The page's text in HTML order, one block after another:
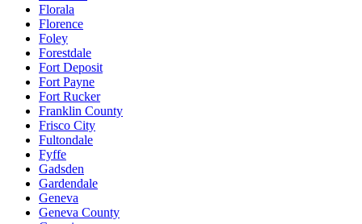
Florala
Florence
Foley
Forestdale
Fort Deposit
Fort Payne
Fort Rucker
Franklin County
Frisco City
Fultondale
Fyffe
Gadsden
Gardendale
Geneva
Geneva County